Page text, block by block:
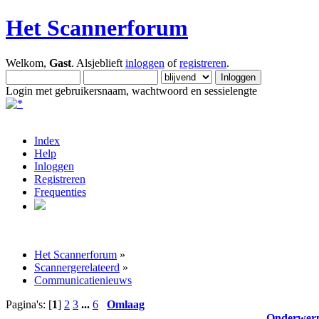
Het Scannerforum
Welkom, Gast. Alsjeblieft inloggen ofregistreren.
Login met gebruikersnaam, wachtwoord en sessielengte
Index
Help
Inloggen
Registreren
Frequenties
Het Scannerforum »
Scannergerelateerd »
Communicatienieuws
Pagina's: [1] 2 3 ... 6
Omlaag